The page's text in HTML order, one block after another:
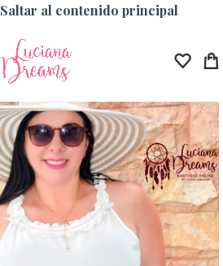
Saltar al contenido principal